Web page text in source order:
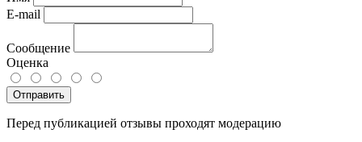
E-mail
Сообщение
Оценка
Отправить
Перед публикацией отзывы проходят модерацию